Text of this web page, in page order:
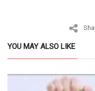
YOU MAY ALSO LIKE